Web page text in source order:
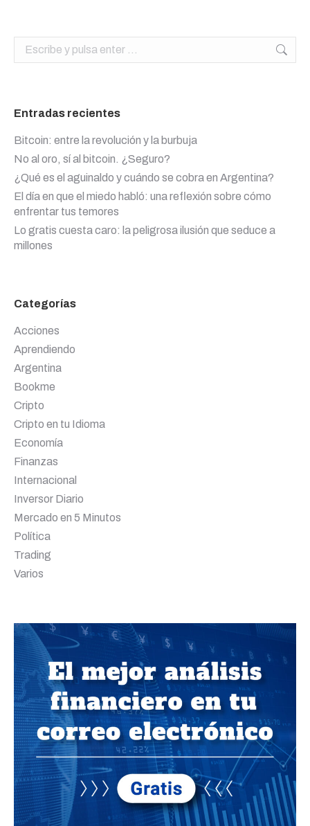
Buscar:
Entradas recientes
Bitcoin: entre la revolución y la burbuja
No al oro, sí al bitcoin. ¿Seguro?
¿Qué es el aguinaldo y cuándo se cobra en Argentina?
El día en que el miedo habló: una reflexión sobre cómo
enfrentar tus temores
Lo gratis cuesta caro: la peligrosa ilusión que seduce a
millones
Categorías
Acciones
Aprendiendo
Argentina
Bookme
Cripto
Cripto en tu Idioma
Economía
Finanzas
Internacional
Inversor Diario
Mercado en 5 Minutos
Política
Trading
Varios